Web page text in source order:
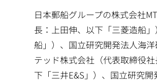
日本郵船グループの株式会社
長：上田伸、以下「三菱造船
船」）、国立研究開発法人海
テッド株式会社（代表取締役
下「三井E&S」）、国立研究